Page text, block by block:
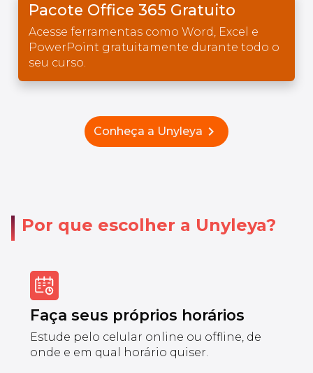
Pacote Office 365 Gratuito
Acesse ferramentas como Word, Excel e
PowerPoint gratuitamente durante todo o
seu curso.
Conheça a Unyleya chevron_right
Por que escolher a Unyleya?
Faça seus próprios horários
Estude pelo celular online ou offline, de
onde e em qual horário quiser.